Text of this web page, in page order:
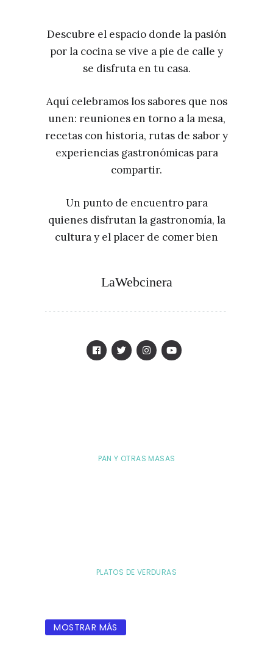
Descubre el espacio donde la pasión
por la cocina se vive a pie de calle y
se disfruta en tu casa.
Aquí celebramos los sabores que nos
unen: reuniones en torno a la mesa,
recetas con historia, rutas de sabor y
experiencias gastronómicas para
compartir.
Un punto de encuentro para
quienes disfrutan la gastronomía, la
cultura y el placer de comer bien
LaWebcinera
PAN Y OTRAS MASAS
PLATOS DE VERDURAS
MOSTRAR MÁS